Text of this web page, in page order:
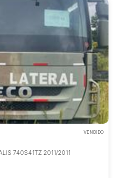
lances ou
VENDIDO
740S41TZ 2011/2011